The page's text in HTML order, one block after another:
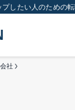
したい人のための
社